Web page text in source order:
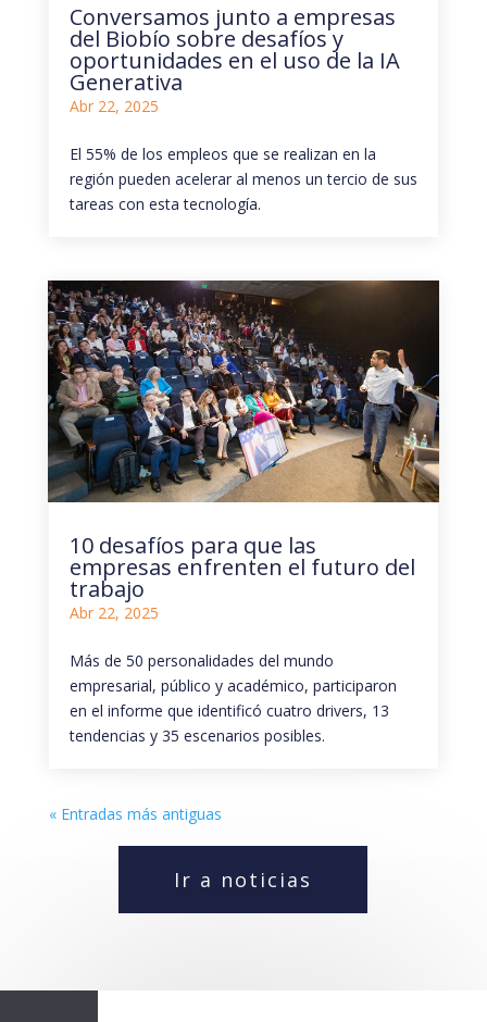
Conversamos junto a empresas
del Biobío sobre desafíos y
oportunidades en el uso de la IA
Generativa
Abr 22, 2025
El 55% de los empleos que se realizan en la
región pueden acelerar al menos un tercio de sus
tareas con esta tecnología.
10 desafíos para que las
empresas enfrenten el futuro del
trabajo
Abr 22, 2025
Más de 50 personalidades del mundo
empresarial, público y académico, participaron
en el informe que identificó cuatro drivers, 13
tendencias y 35 escenarios posibles.
« Entradas más antiguas
Ir a noticias